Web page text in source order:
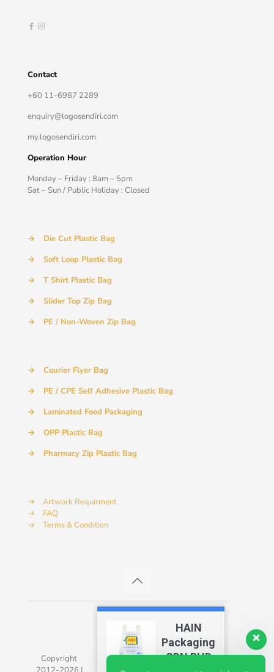
Contact
+60 11-6987 2289
enquiry@logosendiri.com
my.logosendiri.com
Operation Hour
Monday – Friday : 8am – 5pm
Sat – Sun / Public Holiday : Closed
→
Die Cut Plastic Bag
→
Soft Loop Plastic Bag
→
T Shirt Plastic Bag
→
Slider Top Zip Bag
→
PE / Non-Woven Zip Bag
→
Courier Flyer Bag
→
PE / CPE Self Adhesive Plastic Bag
→
Laminated Food Packaging
→
OPP Plastic Bag
→
Pharmacy Zip Plastic Bag
→
Artwork Requirment
→
FAQ
→
Terms & Condition
Copyright
HAIN
Packaging
SDN BHD